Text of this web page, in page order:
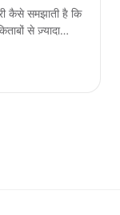
कैसे समझाती है कि
से ज़्यादा